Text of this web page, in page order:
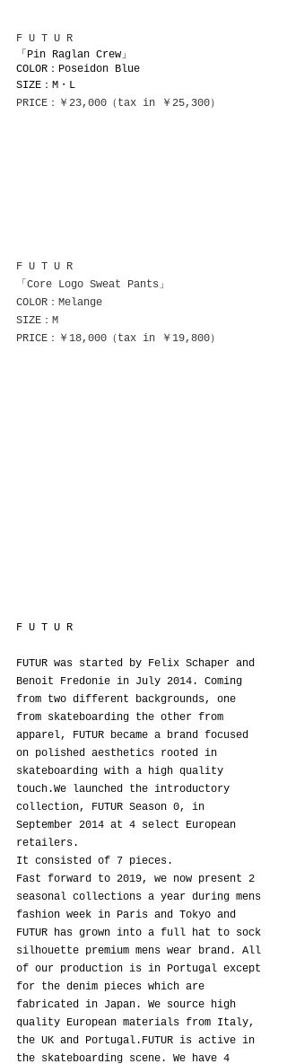
F U T U R
「Pin Raglan Crew」
COLOR：Poseidon Blue
SIZE：M・L
PRICE：￥23,000（tax in ￥25,300）
F U T U R
「Core Logo Sweat Pants」
COLOR：Melange
SIZE：M
PRICE：￥18,000（tax in ￥19,800）
F U T U R
FUTUR was started by Felix Schaper and
Benoit Fredonie in July 2014. Coming
from two different backgrounds, one
from skateboarding the other from
apparel, FUTUR became a brand focused
on polished aesthetics rooted in
skateboarding with a high quality
touch.We launched the introductory
collection, FUTUR Season 0, in
September 2014 at 4 select European
retailers.
It consisted of 7 pieces.
Fast forward to 2019, we now present 2
seasonal collections a year during mens
fashion week in Paris and Tokyo and
FUTUR has grown into a full hat to sock
silhouette premium mens wear brand. All
of our production is in Portugal except
for the denim pieces which are
fabricated in Japan. We source high
quality European materials from Italy,
the UK and Portugal.FUTUR is active in
the skateboarding scene. We have 4